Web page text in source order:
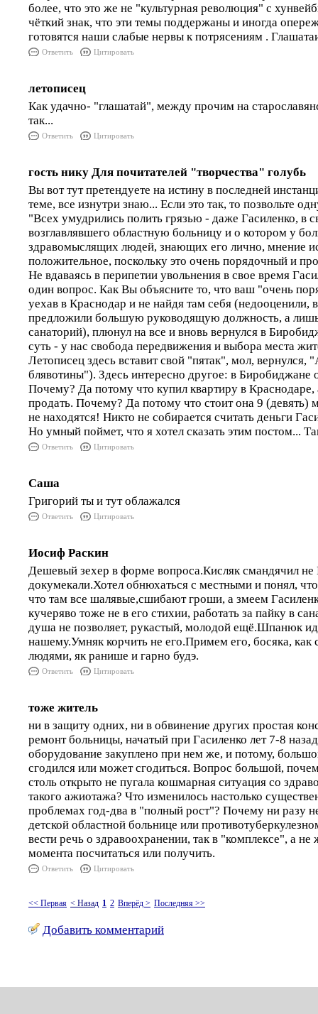
более, что это же не "культурная революция" с
чёткий знак, что эти темы поддержаны и иногда
готовятся наши слабые нервы к потрясениям .
Ответить Цитировать
летописец
Как удачно- "глашатай", между прочим на
так...
Ответить Цитировать
гость нику Для почитателей "творчества" голубь
Вы вот тут претендуете на истину в последней
теме, все изнутри знаю... Если это так, то позвольте
"Всех умудрились полить грязью - даже Гасиленко, в
возглавлявшего областную больницу и о котором у
здравомыслящих людей, знающих его лично, мнение
положительное, поскольку это очень порядочный и
Не вдаваясь в перипетии увольнения в свое время
один вопрос. Как Вы объясните то, что ваш "очень
уехав в Краснодар и не найдя там себя (недооценили,
предложили большую руководящую должность, а
санаторий), плюнул на все и вновь вернулся в
суть - у нас свобода передвижения и выбора места
Летописец здесь вставит свой "пятак", мол, вернулся,
блявотины"). Здесь интересно другое: в Биробиджане
Почему? Да потому что купил квартиру в Краснодаре,
продать. Почему? Да потому что стоит она 9 (девять)
не находятся! Никто не собирается считать деньги
Но умный поймет, что я хотел сказать этим постом...
Ответить Цитировать
Саша
Григорий ты и тут облажался
Ответить Цитировать
Иосиф Раскин
Дешевый зехер в форме вопроса.Кисляк смандячил не
докумекали.Хотел обнюхаться с местными и понял,
что там все шалявые,сшибают гроши, а змеем
кучеряво тоже не в его стихии, работать за пайку в
душа не позволяет, рукастый, молодой ещё.Шпанюк
нашему.Умняк корчить не его.Примем его, босяка, как
людями, як ранише и гарно будэ.
Ответить Цитировать
тоже житель
ни в защиту одних, ни в обвинение других простая
ремонт больницы, начатый при Гасиленко лет 7-8
оборудование закуплено при нем же, и потому,
сгодился или может сгодиться. Вопрос большой,
столь открыто не пугала кошмарная ситуация со
такого ажиотажа? Что изменилось настолько
проблемах год-два в "полный рост"? Почему ни разу
детской областной больнице или
вести речь о здравоохранении, так в "комплексе", а не
момента посчитаться или получить.
Ответить Цитировать
<< Первая < Назад 1 2 Вперёд > Последняя >>
Добавить комментарий